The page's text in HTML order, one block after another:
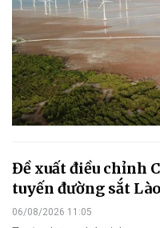
Đề xuất điều chỉnh
tuyến đường sắt
06/08/2026 11:05